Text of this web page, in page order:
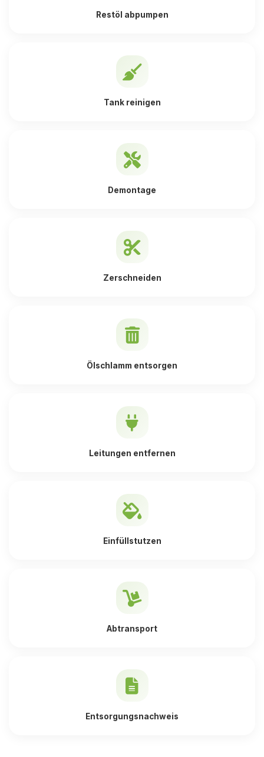
Restöl abpumpen
Tank reinigen
Demontage
Zerschneiden
Ölschlamm entsorgen
Leitungen entfernen
Einfüllstutzen
Abtransport
Entsorgungsnachweis